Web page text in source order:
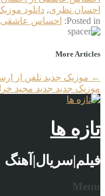
احسان نظری, دانلود
Posted in:
احساس عاشقی
More Articles
← موزیک جدید تلفن از
موزیک جدید جديد مجید
تازه ها
فیلم|سریال|آهنگ
Menu